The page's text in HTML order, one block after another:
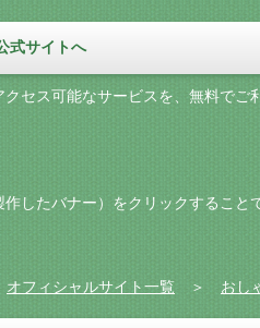
式サイトへ
セス可能なサービスを、無料でご
したバナー）をクリックするこ
オフィシャルサイト一覧 ＞ おし